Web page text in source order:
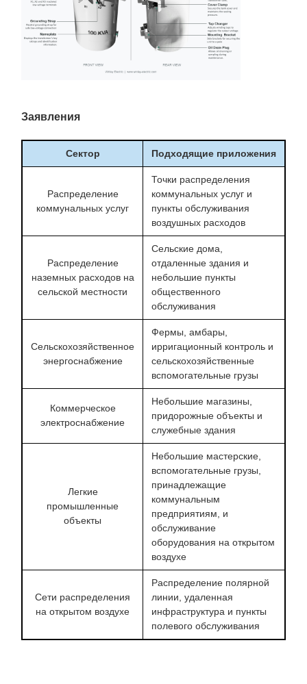
Заявления
Сектор Подходящие приложения
Распределение
коммунальных услуг
Точки распределения
коммунальных услуг и
пункты обслуживания
воздушных расходов
Распределение
наземных расходов на
сельской местности
Сельские дома,
отдаленные здания и
небольшие пункты
общественного
обслуживания
Сельскохозяйственное
энергоснабжение
Фермы, амбары,
ирригационный контроль и
сельскохозяйственные
вспомогательные грузы
Коммерческое
электроснабжение
Небольшие магазины,
придорожные объекты и
служебные здания
Легкие
промышленные
объекты
Небольшие мастерские,
вспомогательные грузы,
принадлежащие
коммунальным
предприятиям, и
обслуживание
оборудования на открытом
воздухе
Сети распределения
на открытом воздухе
Распределение полярной
линии, удаленная
инфраструктура и пункты
полевого обслуживания